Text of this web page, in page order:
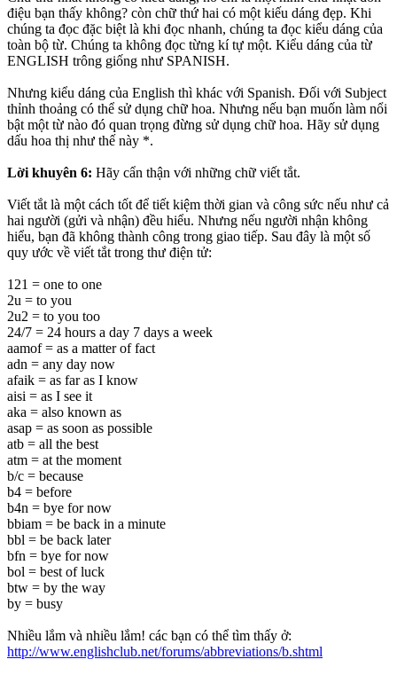
điệu bạn thấy không? còn chữ thứ hai có một kiếu dáng đẹp. Khi
chúng ta đọc đặc biệt là khi đọc nhanh, chúng ta đọc kiểu dáng của
toàn bộ từ. Chúng ta không đọc từng kí tự một. Kiểu dáng của từ
ENGLISH trông giống như SPANISH.
Nhưng kiểu dáng của English thì khác với Spanish. Ðối với Subject
thỉnh thoảng có thể sử dụng chữ hoa. Nhưng nếu bạn muốn làm nổi
bật một từ nào đó quan trọng đừng sử dụng chữ hoa. Hãy sử dụng
dấu hoa thị như thế này *.
Lời khuyên 6: Hãy cẩn thận với những chữ viết tắt.
Viết tắt là một cách tốt để tiết kiệm thời gian và công sức nếu như cả
hai người (gửi và nhận) đều hiểu. Nhưng nếu người nhận không
hiểu, bạn đã không thành công trong giao tiếp. Sau đây là một số
quy ước về viết tắt trong thư điện tử:
121 = one to one
2u = to you
2u2 = to you too
24/7 = 24 hours a day 7 days a week
aamof = as a matter of fact
adn = any day now
afaik = as far as I know
aisi = as I see it
aka = also known as
asap = as soon as possible
atb = all the best
atm = at the moment
b/c = because
b4 = before
b4n = bye for now
bbiam = be back in a minute
bbl = be back later
bfn = bye for now
bol = best of luck
btw = by the way
by = busy
Nhiều lắm và nhiều lắm! các bạn có thể tìm thấy ở:
http://www.englishclub.net/forums/abbreviations/b.shtml